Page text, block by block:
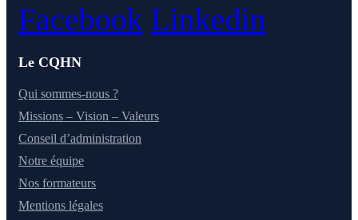
Facebook Linkedin
Le CQHN
Qui sommes-nous ?
Missions – Vision – Valeurs
Conseil d’administration
Notre équipe
Nos formateurs
Mentions légales